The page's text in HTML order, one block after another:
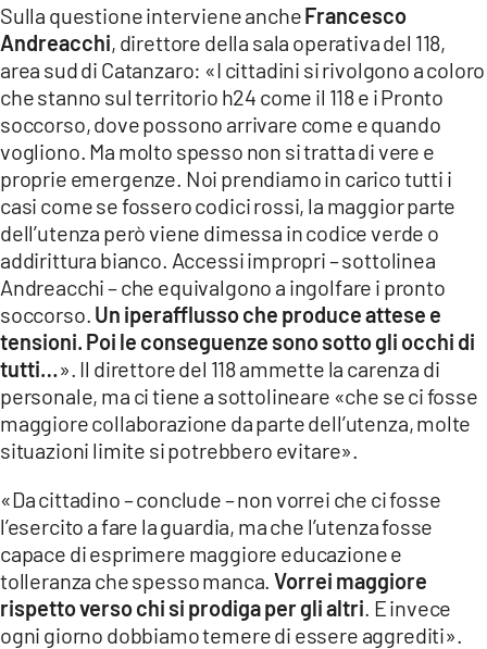
Sulla questione interviene ancheFrancesco
Andreacchi, direttore della sala operativa del 118,
area sud di Catanzaro: «I cittadini si rivolgono a coloro
che stanno sul territorio h24 come il 118 e i Pronto
soccorso, dove possono arrivare come e quando
vogliono. Ma molto spesso non si tratta di vere e
proprie emergenze. Noi prendiamo in carico tutti i
casi come se fossero codici rossi, la maggior parte
dell’utenza però viene dimessa in codice verde o
addirittura bianco. Accessi impropri – sottolinea
Andreacchi – che equivalgono a ingolfare i pronto
soccorso. Un iperafflusso che produce attese e
tensioni. Poi le conseguenze sono sotto gli occhi di
tutti…». Il direttore del 118 ammette la carenza di
personale, ma ci tiene a sottolineare «che se ci fosse
maggiore collaborazione da parte dell’utenza, molte
situazioni limite si potrebbero evitare».
«Da cittadino – conclude – non vorrei che ci fosse
l’esercito a fare la guardia, ma che l’utenza fosse
capace di esprimere maggiore educazione e
tolleranza che spesso manca.Vorrei maggiore
rispetto verso chi si prodiga per gli altri . E invece
ogni giorno dobbiamo temere di essere aggrediti».